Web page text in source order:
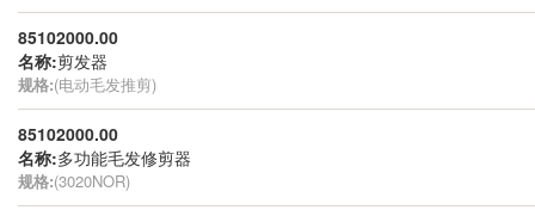
85102000.00
名称:剪发器
规格:(电动毛发推剪)
85102000.00
名称:多功能毛发修剪器
规格:(3020NOR)